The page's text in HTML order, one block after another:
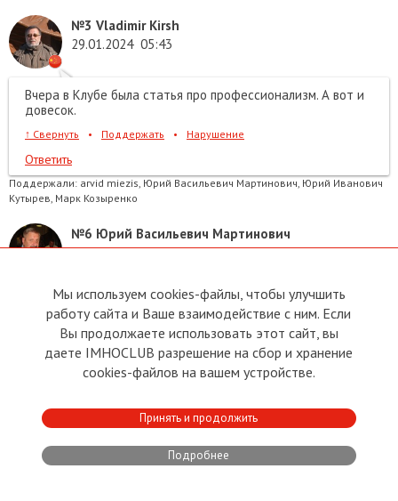
№3 Vladimir Kirsh
29.01.2024 05:43
Вчера в Клубе была статья про профессионализм. А вот и
довесок.
↑ Свернуть • Поддержать • Нарушение
Ответить
Поддержали: arvid miezis, Юрий Васильевич Мартинович, Юрий Иванович
Кутырев, Марк Козыренко
№6 Юрий Васильевич Мартинович
29.01.2024 07:30
А почему финнов обидели, обещали же дорогу до
Хельсинки и туннель обещали под заливом.
Свернуть • Поддержать • Нарушение
№23納粹佔領區的婦 女
→ Юрий Васильевич Мартинович,
11:53
Мы используем cookies-файлы, чтобы улучшить
работу сайта и Ваше взаимодействие с ним. Если
Вы продолжаете использовать этот сайт, вы
даете IMHOCLUB разрешение на сбор и хранение
cookies-файлов на вашем устройстве.
Принять и продолжить
Подробнее